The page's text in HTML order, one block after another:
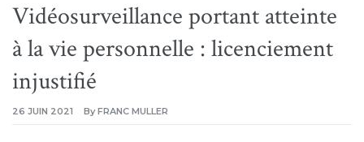
Vidéosurveillance portant atteinte
à la vie personnelle : licenciement
injustifié
26 JUIN 2021 By FRANC MULLER